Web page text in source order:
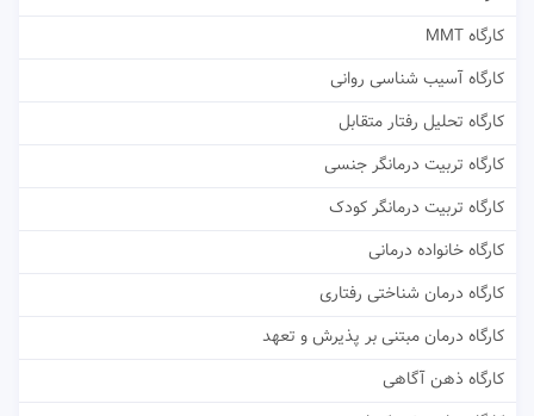
کارگاه MMT
کارگاه آسیب شناسی روانی
کارگاه تحلیل رفتار متقابل
کارگاه تربیت درمانگر جنسی
کارگاه تربیت درمانگر کودک
کارگاه خانواده درمانی
کارگاه درمان شناختی رفتاری
کارگاه درمان مبتنی بر پذیرش و تعهد
کارگاه ذهن آگاهی